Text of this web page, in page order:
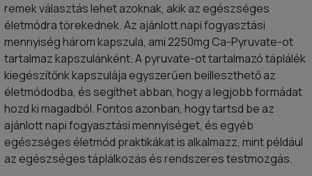
remek választás lehet azoknak, akik az egészséges
életmódra törekednek. Az ajánlott napi fogyasztási
mennyiség három kapszula, ami 2250mg Ca-Pyruvate-ot
tartalmaz kapszulánként. A pyruvate-ot tartalmazó táplálék
kiegészítőnk kapszulája egyszerűen beilleszthető az
életmódodba, és segíthet abban, hogy a legjobb formádat
hozd ki magadból. Fontos azonban, hogy tartsd be az
ajánlott napi fogyasztási mennyiséget, és egyéb
egészséges életmód praktikákat is alkalmazz, mint például
az egészséges táplálkozás és rendszeres testmozgás.